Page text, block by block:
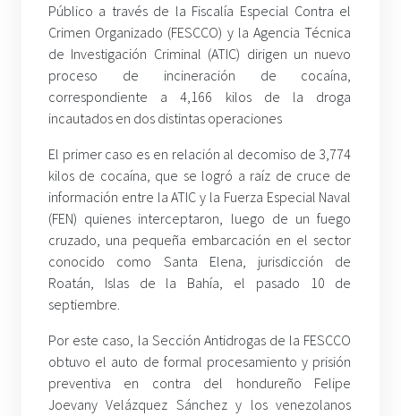
Público a través de la Fiscalía Especial Contra el
Crimen Organizado (FESCCO) y la Agencia Técnica
de Investigación Criminal (ATIC) dirigen un nuevo
proceso de incineración de cocaína,
correspondiente a 4,166 kilos de la droga
incautados en dos distintas operaciones
El primer caso es en relación al decomiso de 3,774
kilos de cocaína, que se logró a raíz de cruce de
información entre la ATIC y la Fuerza Especial Naval
(FEN) quienes interceptaron, luego de un fuego
cruzado, una pequeña embarcación en el sector
conocido como Santa Elena, jurisdicción de
Roatán, Islas de la Bahía, el pasado 10 de
septiembre.
Por este caso, la Sección Antidrogas de la FESCCO
obtuvo el auto de formal procesamiento y prisión
preventiva en contra del hondureño Felipe
Joevany Velázquez Sánchez y los venezolanos